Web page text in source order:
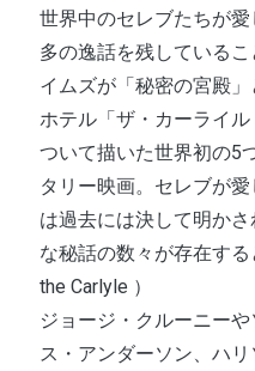
世界中のセレブたちが
多の逸話を残している
イムズが「秘密の宮殿
ホテル「ザ・カーライ
ついて描いた世界初の5
タリー映画。セレブが
は過去には決して明か
な秘話の数々が存在す
the Carlyle ）
ジョージ・クルーニー
ス・アンダーソン、ハ